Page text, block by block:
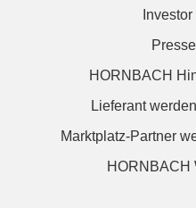
HORNBACH
Lieferant
Marktplatz-Partner
HORNBACH